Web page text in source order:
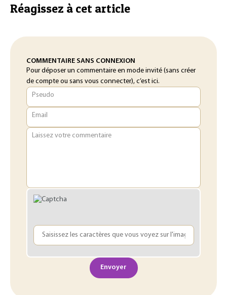
Réagissez à cet article
COMMENTAIRE SANS CONNEXION
Pour déposer un commentaire en mode invité (sans créer
de compte ou sans vous connecter), c’est ici.
Pseudo
Email
Laissez votre commentaire
Envoyer